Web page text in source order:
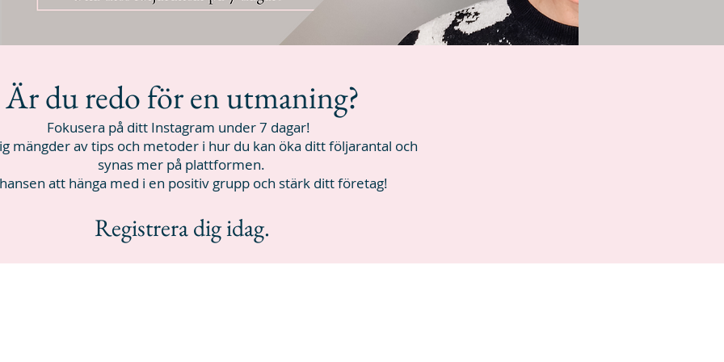
Är du redo för en utmaning?
Fokusera på ditt Instagram under 7 dagar!
mängder av tips och metoder i hur du kan öka ditt följarantal och
synas mer på plattformen.
att hänga med i en positiv grupp och stärk ditt företag!
Registrera dig idag.